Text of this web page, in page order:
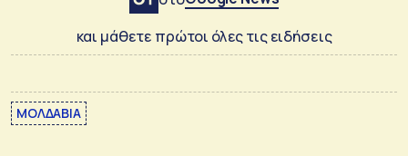
και μάθετε πρώτοι όλες τις ειδήσεις
ΜΟΛΔΑΒΙΑ